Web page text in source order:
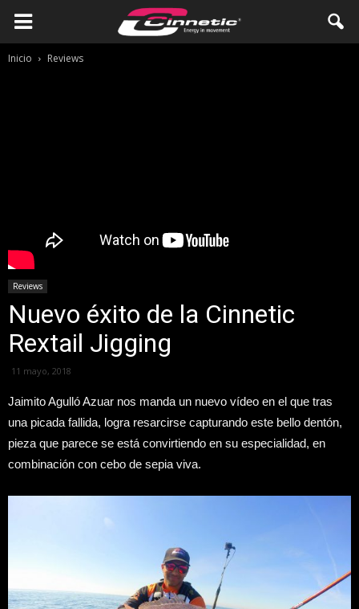
Inicio Reviews
Reviews
Nuevo éxito de la Cinnetic
Rextail Jigging
11 mayo, 2018
Jaimito Agulló Azuar nos manda un nuevo vídeo en el que tras
una picada fallida, logra resarcirse capturando este bello dentón,
pieza que parece se está convirtiendo en su especialidad, en
combinación con cebo de sepia viva.